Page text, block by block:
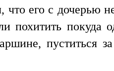
что его с дочерью
похитить
пуститься